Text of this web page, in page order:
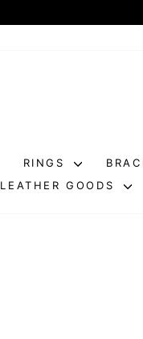
RINGS
LEATHER GOODS